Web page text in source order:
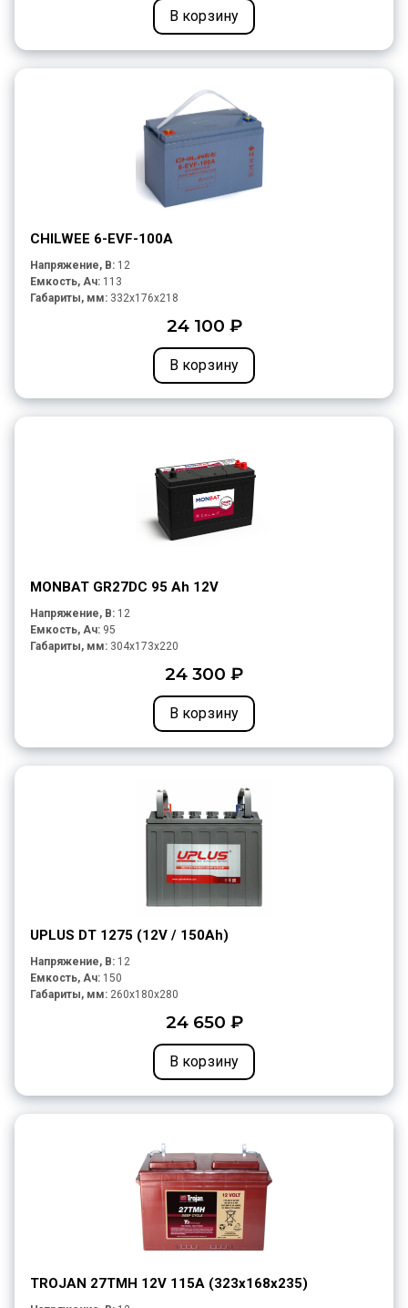
В корзину
CHILWEE 6-EVF-100A
Напряжение, В: 12
Емкость, Ач: 113
Габариты, мм: 332x176x218
24 100 ₽
В корзину
MONBAT GR27DC 95 Ah 12V
Напряжение, В: 12
Емкость, Ач: 95
Габариты, мм: 304x173x220
24 300 ₽
В корзину
UPLUS DT 1275 (12V / 150Ah)
Напряжение, В: 12
Емкость, Ач: 150
Габариты, мм: 260x180x280
24 650 ₽
В корзину
TROJAN 27TMH 12V 115A (323х168х235)